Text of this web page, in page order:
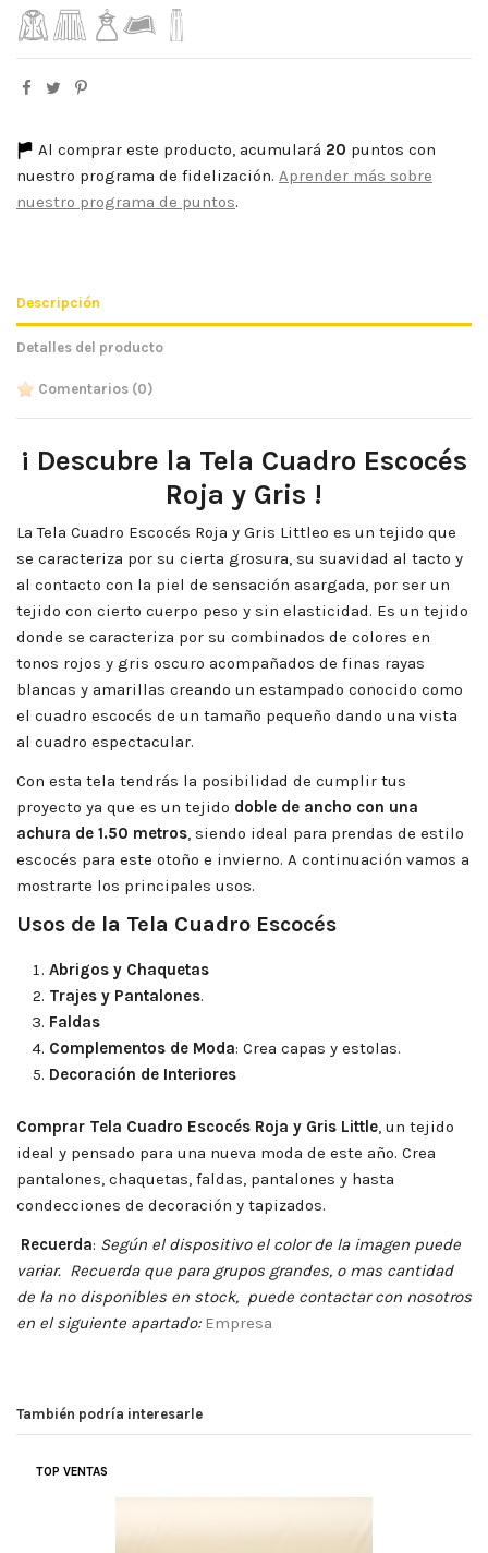
Al comprar este producto, acumulará 20 puntos con
nuestro programa de fidelización. Aprender más sobre
nuestro programa de puntos.
Descripción
Detalles del producto
Comentarios (0)
¡ Descubre la Tela Cuadro Escocés
Roja y Gris !
La Tela Cuadro Escocés Roja y Gris Littleo es un tejido que
se caracteriza por su cierta grosura, su suavidad al tacto y
al contacto con la piel de sensación asargada, por ser un
tejido con cierto cuerpo peso y sin elasticidad. Es un tejido
donde se caracteriza por su combinados de colores en
tonos rojos y gris oscuro acompañados de finas rayas
blancas y amarillas creando un estampado conocido como
el cuadro escocés de un tamaño pequeño dando una vista
al cuadro espectacular.
Con esta tela tendrás la posibilidad de cumplir tus
proyecto ya que es un tejido doble de ancho con una
achura de 1.50 metros, siendo ideal para prendas de estilo
escocés para este otoño e invierno. A continuación vamos a
mostrarte los principales usos.
Usos de la Tela Cuadro Escocés
Abrigos y Chaquetas
Trajes y Pantalones.
Faldas
Complementos de Moda: Crea capas y estolas.
Decoración de Interiores
Comprar Tela Cuadro Escocés Roja y Gris Little , un tejido
ideal y pensado para una nueva moda de este año. Crea
pantalones, chaquetas, faldas, pantalones y hasta
condecciones de decoración y tapizados.
Recuerda: Según el dispositivo el color de la imagen puede
variar. Recuerda que para grupos grandes, o mas cantidad
de la no disponibles en stock, puede contactar con nosotros
en el siguiente apartado: Empresa
También podría interesarle
TOP VENTAS